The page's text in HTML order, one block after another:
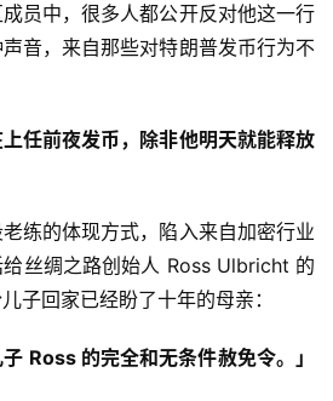
员中，很多人都公开反对他这一行
音，来自那些对特朗普发币行为不
上任前夜发币，除非他明天就能释放
练的体现方式，陷入来自加密行业
丝绸之路创始人 Ross Ulbricht 的
子回家已经盼了十年的母亲：
Ross 的完全和无条件赦免令。」